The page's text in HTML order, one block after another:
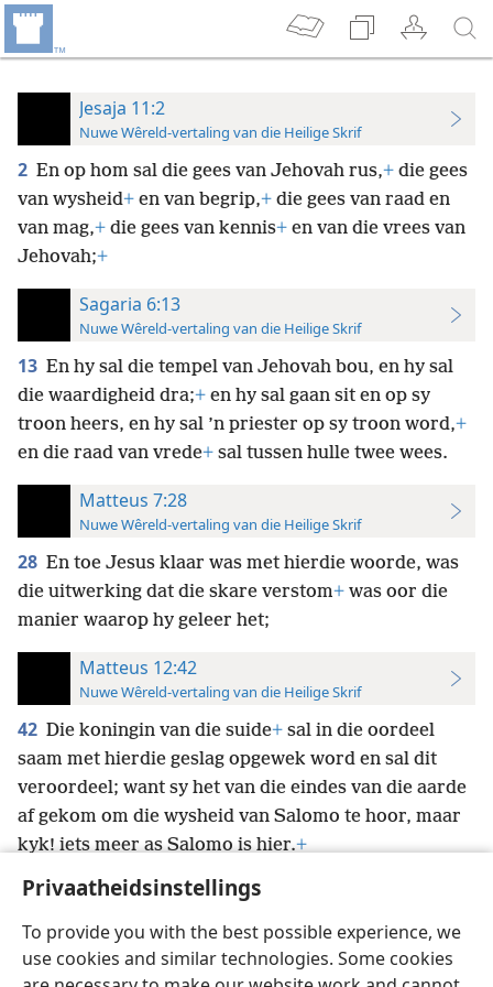
Privaatheidsinstellings
To provide you with the best possible experience, we
use cookies and similar technologies. Some cookies
Jesaja 11:2
Nuwe Wêreld-vertaling van die Heilige Skrif
2 En op hom sal die gees van Jehovah rus,+ die gees
van wysheid+ en van begrip,+ die gees van raad en
van mag,+ die gees van kennis+ en van die vrees van
Jehovah;+
Sagaria 6:13
Nuwe Wêreld-vertaling van die Heilige Skrif
13 En hy sal die tempel van Jehovah bou, en hy sal
die waardigheid dra;+ en hy sal gaan sit en op sy
troon heers, en hy sal ’n priester op sy troon word,+
en die raad van vrede+ sal tussen hulle twee wees.
Matteus 7:28
Nuwe Wêreld-vertaling van die Heilige Skrif
28 En toe Jesus klaar was met hierdie woorde, was
die uitwerking dat die skare verstom+ was oor die
manier waarop hy geleer het;
Matteus 12:42
Nuwe Wêreld-vertaling van die Heilige Skrif
42 Die koningin van die suide+ sal in die oordeel
saam met hierdie geslag opgewek word en sal dit
veroordeel; want sy het van die eindes van die aarde
af gekom om die wysheid van Salomo te hoor, maar
kyk! iets meer as Salomo is hier.+
Afrikaans Voorkeure